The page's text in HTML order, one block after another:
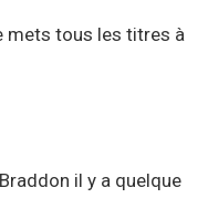
mets tous les titres à
il y a quelque